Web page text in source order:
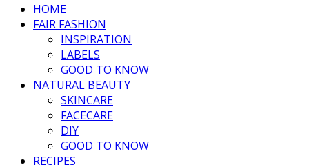
HOME
FAIR FASHION
INSPIRATION
LABELS
GOOD TO KNOW
NATURAL BEAUTY
SKINCARE
FACECARE
DIY
GOOD TO KNOW
RECIPES